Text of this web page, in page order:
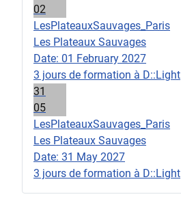
02
LesPlateauxSauvages_Paris
Les Plateaux Sauvages
Date: 01 February 2027
3 jours de formation à D::Light
31
05
LesPlateauxSauvages_Paris
Les Plateaux Sauvages
Date: 31 May 2027
3 jours de formation à D::Light